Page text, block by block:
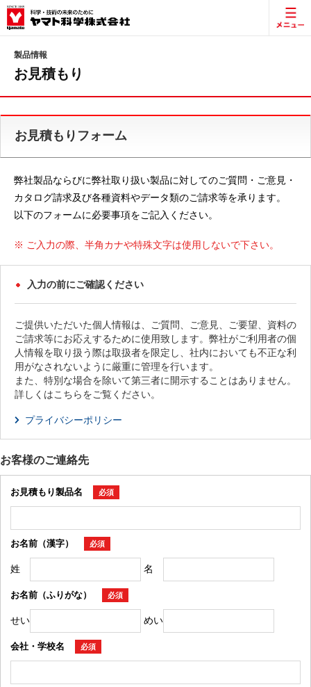
製品情報
お見積もり
お見積もりフォーム
弊社製品ならびに弊社取り扱い製品に対してのご質問・ご意見・
カタログ請求及び各種資料やデータ類のご請求等を承ります。
以下のフォームに必要事項をご記入ください。
※ ご入力の際、半角カナや特殊文字は使用しないで下さい。
入力の前にご確認ください
ご提供いただいた個人情報は、ご質問、ご意見、ご要望、資料の
ご請求等にお応えするために使用致します。弊社がご利用者の個
人情報を取り扱う際は取扱者を限定し、社内においても不正な利
用がなされないように厳重に管理を行います。
また、特別な場合を除いて第三者に開示することはありません。
詳しくはこちらをご覧ください。
プライバシーポリシー
お客様のご連絡先
お見積もり製品名 必須
お名前（漢字） 必須
姓 名
お名前（ふりがな） 必須
せい めい
会社・学校名 必須